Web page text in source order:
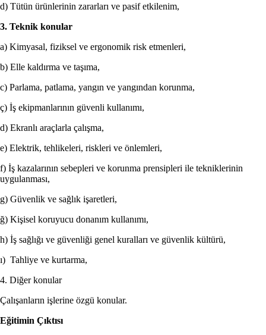
d) Tütün ürünlerinin zararları ve pasif etkilenim,
3. Teknik konular
a) Kimyasal, fiziksel ve ergonomik risk etmenleri,
b) Elle kaldırma ve taşıma,
c) Parlama, patlama, yangın ve yangından korunma,
ç) İş ekipmanlarının güvenli kullanımı,
d) Ekranlı araçlarla çalışma,
e) Elektrik, tehlikeleri, riskleri ve önlemleri,
f) İş kazalarının sebepleri ve korunma prensipleri ile tekniklerinin
uygulanması,
g) Güvenlik ve sağlık işaretleri,
ğ) Kişisel koruyucu donanım kullanımı,
h) İş sağlığı ve güvenliği genel kuralları ve güvenlik kültürü,
ı) Tahliye ve kurtarma,
4. Diğer konular
Çalışanların işlerine özgü konular.
Eğitimin Çıktısı